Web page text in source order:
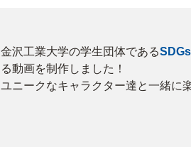
金沢工業大学の学生団体である
る動画を制作しました！
ユニークなキャラクター達と一緒に